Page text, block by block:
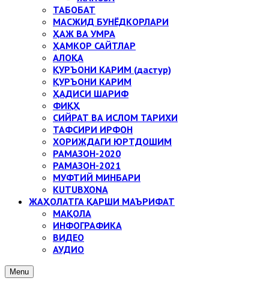
ТАБОБАТ
МАСЖИД БУНЁДКОРЛАРИ
ҲАЖ ВА УМРА
ҲАМКОР САЙТЛАР
АЛОҚА
ҚУРЪОНИ КАРИМ (дастур)
ҚУРЪОНИ КАРИМ
ҲАДИСИ ШАРИФ
ФИҚҲ
СИЙРАТ ВА ИСЛОМ ТАРИХИ
ТАФСИРИ ИРФОН
ХОРИЖДАГИ ЮРТДОШИМ
РАМАЗОН-2020
РАМАЗОН-2021
МУФТИЙ МИНБАРИ
KUTUBXONA
ЖАҲОЛАТГА ҚАРШИ МАЪРИФАТ
МАҚОЛА
ИНФОГРАФИКА
ВИДЕО
АУДИО
Menu